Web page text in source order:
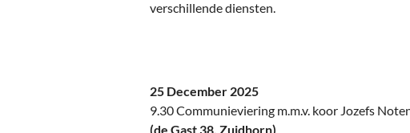
verschillende diensten.
25 December 2025
9.30 Communieviering m.m.v. koor Jozefs
(de Gast 38, Zuidhorn)